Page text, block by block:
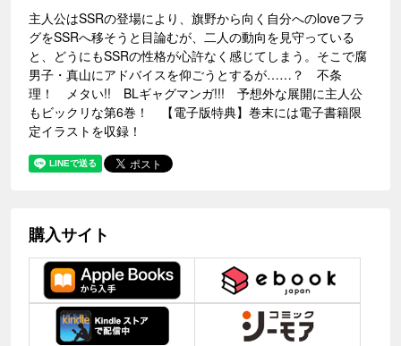
主人公はSSRの登場により、旗野から向く自分へのloveフラ
グをSSRへ移そうと目論むが、二人の動向を見守っている
と、どうにもSSRの性格が心許なく感じてしまう。そこで腐
男子・真山にアドバイスを仰ごうとするが……？ 不条
理！ メタい!! BLギャグマンガ!!! 予想外な展開に主人公
もビックリな第6巻！ 【電子版特典】巻末には電子書籍限
定イラストを収録！
購入サイト